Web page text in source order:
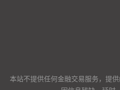
本站不提供任何金融交易服务，提